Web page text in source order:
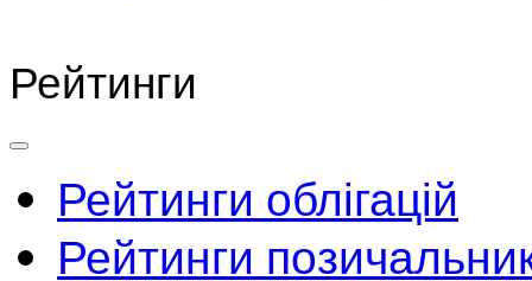
Рейтинги
Рейтинги облігацій
Рейтинги